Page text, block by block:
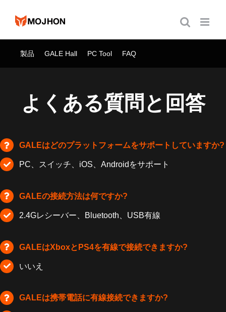
製品 GALE Hall PC Tool FAQ
よくある質問と回答
GALEはどのプラットフォームをサポートしていますか?
PC、スイッチ、iOS、Androidをサポート
GALEの接続方法は何ですか?
2.4Gレシーバー、Bluetooth、USB有線
GALEはXboxとPS4を有線で接続できますか?
いいえ
GALEは携帯電話に有線接続できますか?